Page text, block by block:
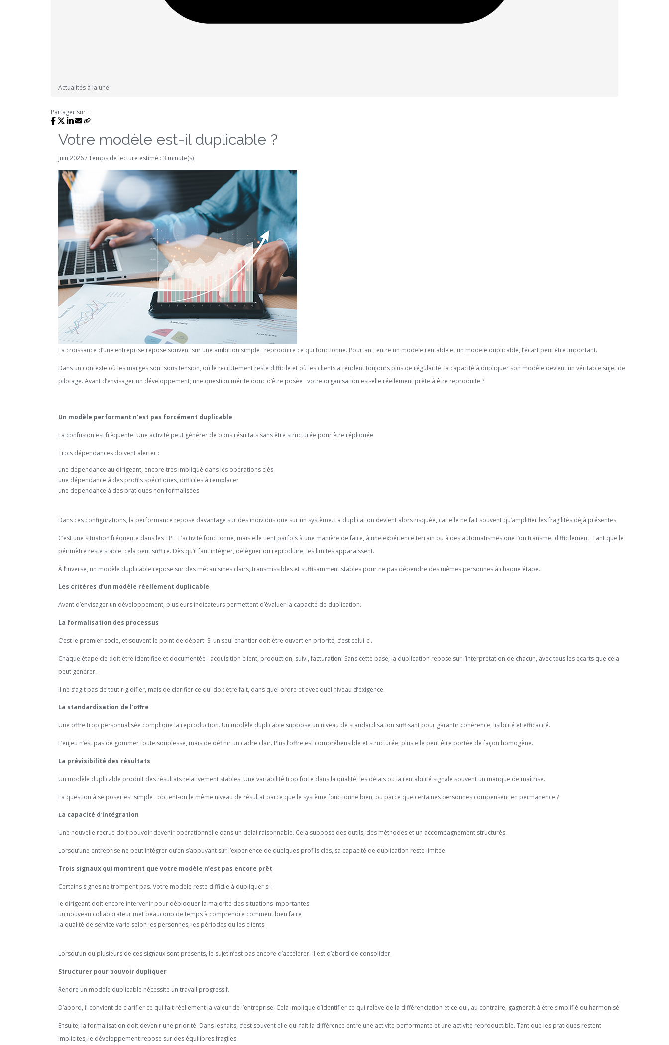
Actualités à la une
Partager sur :
Votre modèle est-il duplicable ?
Juin 2026 / Temps de lecture estimé : 3 minute(s)
La croissance d’une entreprise repose souvent sur une ambition simple : reproduire ce qui fonctionne. Pourtant, entre un modèle rentable et un modèle duplicable, l’écart peut être important.
Dans un contexte où les marges sont sous tension, où le recrutement reste difficile et où les clients attendent toujours plus de régularité, la capacité à dupliquer son modèle devient un véritable sujet de
pilotage. Avant d’envisager un développement, une question mérite donc d’être posée : votre organisation est-elle réellement prête à être reproduite ?
Un modèle performant n’est pas forcément duplicable
La confusion est fréquente. Une activité peut générer de bons résultats sans être structurée pour être répliquée.
Trois dépendances doivent alerter :
une dépendance au dirigeant, encore très impliqué dans les opérations clés
une dépendance à des profils spécifiques, difficiles à remplacer
une dépendance à des pratiques non formalisées
Dans ces configurations, la performance repose davantage sur des individus que sur un système. La duplication devient alors risquée, car elle ne fait souvent qu’amplifier les fragilités déjà présentes.
C’est une situation fréquente dans les TPE. L’activité fonctionne, mais elle tient parfois à une manière de faire, à une expérience terrain ou à des automatismes que l’on transmet difficilement. Tant que le
périmètre reste stable, cela peut suffire. Dès qu’il faut intégrer, déléguer ou reproduire, les limites apparaissent.
À l’inverse, un modèle duplicable repose sur des mécanismes clairs, transmissibles et suffisamment stables pour ne pas dépendre des mêmes personnes à chaque étape.
Les critères d’un modèle réellement duplicable
Avant d’envisager un développement, plusieurs indicateurs permettent d’évaluer la capacité de duplication.
La formalisation des processus
C’est le premier socle, et souvent le point de départ. Si un seul chantier doit être ouvert en priorité, c’est celui-ci.
Chaque étape clé doit être identifiée et documentée : acquisition client, production, suivi, facturation. Sans cette base, la duplication repose sur l’interprétation de chacun, avec tous les écarts que cela
peut générer.
Il ne s’agit pas de tout rigidifier, mais de clarifier ce qui doit être fait, dans quel ordre et avec quel niveau d’exigence.
La standardisation de l’offre
Une offre trop personnalisée complique la reproduction. Un modèle duplicable suppose un niveau de standardisation suffisant pour garantir cohérence, lisibilité et efficacité.
L’enjeu n’est pas de gommer toute souplesse, mais de définir un cadre clair. Plus l’offre est compréhensible et structurée, plus elle peut être portée de façon homogène.
La prévisibilité des résultats
Un modèle duplicable produit des résultats relativement stables. Une variabilité trop forte dans la qualité, les délais ou la rentabilité signale souvent un manque de maîtrise.
La question à se poser est simple : obtient-on le même niveau de résultat parce que le système fonctionne bien, ou parce que certaines personnes compensent en permanence ?
La capacité d’intégration
Une nouvelle recrue doit pouvoir devenir opérationnelle dans un délai raisonnable. Cela suppose des outils, des méthodes et un accompagnement structurés.
Lorsqu’une entreprise ne peut intégrer qu’en s’appuyant sur l’expérience de quelques profils clés, sa capacité de duplication reste limitée.
Trois signaux qui montrent que votre modèle n’est pas encore prêt
Certains signes ne trompent pas. Votre modèle reste difficile à dupliquer si :
le dirigeant doit encore intervenir pour débloquer la majorité des situations importantes
un nouveau collaborateur met beaucoup de temps à comprendre comment bien faire
la qualité de service varie selon les personnes, les périodes ou les clients
Lorsqu’un ou plusieurs de ces signaux sont présents, le sujet n’est pas encore d’accélérer. Il est d’abord de consolider.
Structurer pour pouvoir dupliquer
Rendre un modèle duplicable nécessite un travail progressif.
D’abord, il convient de clarifier ce qui fait réellement la valeur de l’entreprise. Cela implique d’identifier ce qui relève de la différenciation et ce qui, au contraire, gagnerait à être simplifié ou harmonisé.
Ensuite, la formalisation doit devenir une priorité. Dans les faits, c’est souvent elle qui fait la différence entre une activité performante et une activité reproductible. Tant que les pratiques restent
implicites, le développement repose sur des équilibres fragiles.